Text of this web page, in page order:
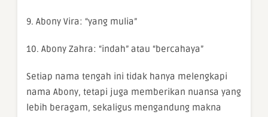
9. Abony Vira: “yang mulia”
10. Abony Zahra: “indah” atau “bercahaya”
Setiap nama tengah ini tidak hanya melengkapi
nama Abony, tetapi juga memberikan nuansa yang
lebih beragam, sekaligus mengandung makna